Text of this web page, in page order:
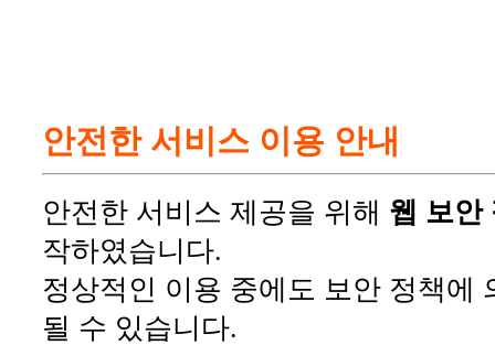
안전한 서비스 이용 안내
안전한 서비스 제공을 위해 웹 보안
작하였습니다.
정상적인 이용 중에도 보안 정책에
될 수 있습니다.